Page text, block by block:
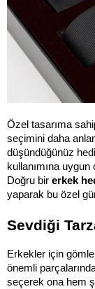
Özel tasarıma
seçimini daha
düşündüğünüz
kullanımına
Doğru bir erkek
yaparak bu özel
Sevdiği
Erkekler için
önemli
seçerek ona hem